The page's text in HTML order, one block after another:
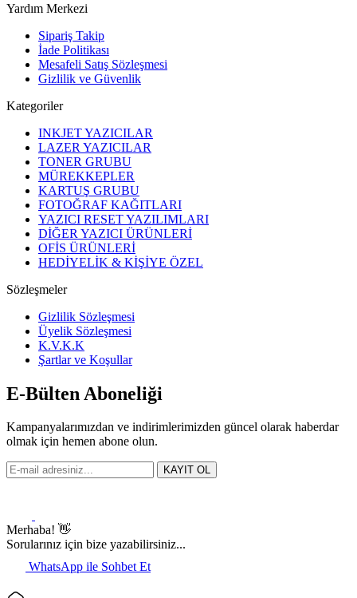
Yardım Merkezi
Sipariş Takip
İade Politikası
Mesafeli Satış Sözleşmesi
Gizlilik ve Güvenlik
Kategoriler
INKJET YAZICILAR
LAZER YAZICILAR
TONER GRUBU
MÜREKKEPLER
KARTUŞ GRUBU
FOTOĞRAF KAĞITLARI
YAZICI RESET YAZILIMLARI
DİĞER YAZICI ÜRÜNLERİ
OFİS ÜRÜNLERİ
HEDİYELİK & KİŞİYE ÖZEL
Sözleşmeler
Gizlilik Sözleşmesi
Üyelik Sözleşmesi
K.V.K.K
Şartlar ve Koşullar
E-Bülten Aboneliği
Kampanyalarımızdan ve indirimlerimizden güncel olarak haberdar
olmak için hemen abone olun.
KAYIT OL
Merhaba! 👋
Sorularınız için bize yazabilirsiniz...
WhatsApp ile Sohbet Et